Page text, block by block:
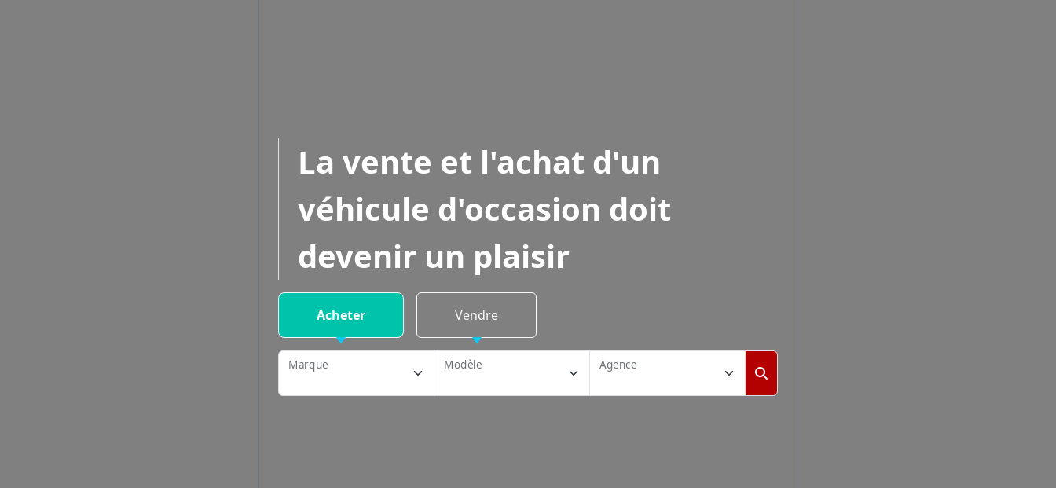
La vente et l'achat d'un
véhicule d'occasion doit
devenir un plaisir
Acheter Vendre
Marque Modèle Agence